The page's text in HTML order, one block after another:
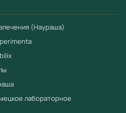
набор для творческого
деятельности
проектирования
(Наураша)
лабораторное